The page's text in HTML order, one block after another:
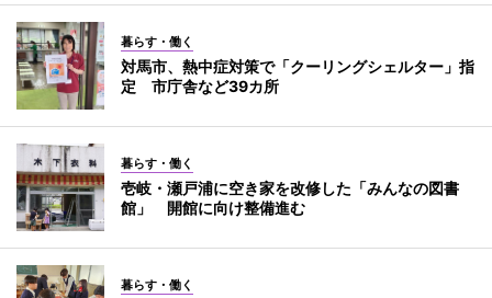
暮らす・働く
対馬市、熱中症対策で「クーリングシェルター」指
定 市庁舎など39カ所
暮らす・働く
壱岐・瀬戸浦に空き家を改修した「みんなの図書
館」 開館に向け整備進む
暮らす・働く